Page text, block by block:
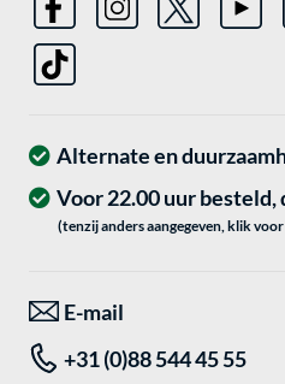
Alternate en
Voor 22.00 uur
(tenzij anders aangegeven, klik
E-mail
+31 (0)88 544 45 55